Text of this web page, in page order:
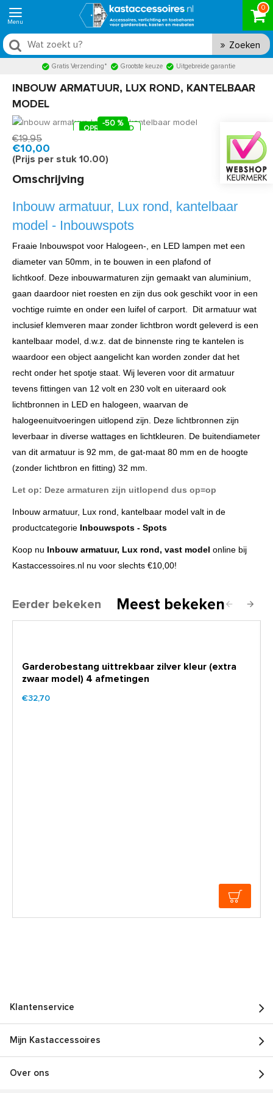
0
Zoeken
Gratis Verzending* Grootste keuze Uitgebreide garantie
INBOUW ARMATUUR, LUX ROND, KANTELBAAR
MODEL
OP VOORRAAD
OPRUIMING
-50 %
Snel in huis, 1 á 2 werkdagen
SPO-0394
€19,95
€10,00
(Prijs per stuk 10.00)
Omschrijving
Inbouw armatuur, Lux rond, kantelbaar
model - Inbouwspots
Fraaie Inbouwspot voor Halogeen-, en LED lampen met een
diameter van 50mm, in te bouwen in een plafond of
lichtkoof. Deze inbouwarmaturen zijn gemaakt van aluminium,
gaan daardoor niet roesten en zijn dus ook geschikt voor in een
vochtige ruimte en onder een luifel of carport. Dit armatuur wat
inclusief klemveren maar zonder lichtbron wordt geleverd is een
kantelbaar model, d.w.z. dat de binnenste ring te kantelen is
waardoor een object aangelicht kan worden zonder dat het
recht onder het spotje staat. Wij leveren voor dit armatuur
tevens fittingen van 12 volt en 230 volt en uiteraard ook
lichtbronnen in LED en halogeen, waarvan de
halogeenuitvoeringen uitlopend zijn. Deze lichtbronnen zijn
leverbaar in diverse wattages en lichtkleuren. De buitendiameter
van dit armatuur is 92 mm, de gat-maat 80 mm en de hoogte
(zonder lichtbron en fitting) 32 mm.
Let op: Deze armaturen zijn uitlopend dus op=op
Inbouw armatuur, Lux rond, kantelbaar model valt in de
productcategorie Inbouwspots - Spots
Koop nu Inbouw armatuur, Lux rond, vast model online bij
Kastaccessoires.nl nu voor slechts €10,00!
Eerder bekeken Meest bekeken
Garderobestang uittrekbaar zilver kleur (extra
zwaar model) 4 afmetingen
€32,70
Klantenservice
Mijn Kastaccessoires
Over ons